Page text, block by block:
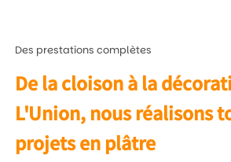
Des prestations complètes
De la cloison à la
L'Union, nous réalisons
projets en plâtre